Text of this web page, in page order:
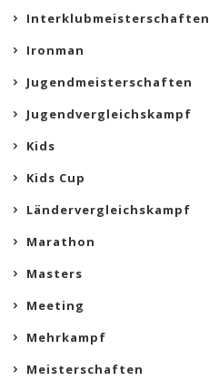
Interklubmeisterschaften
Ironman
Jugendmeisterschaften
Jugendvergleichskampf
Kids
Kids Cup
Ländervergleichskampf
Marathon
Masters
Meeting
Mehrkampf
Meisterschaften